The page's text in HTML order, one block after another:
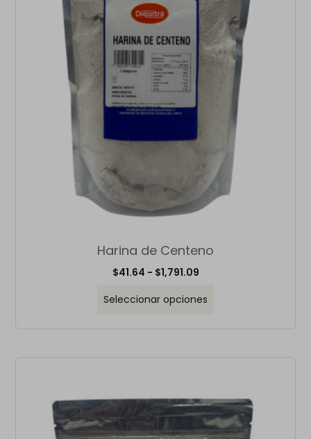
Harina de Centeno
$41.64 - $1,791.09
Seleccionar opciones